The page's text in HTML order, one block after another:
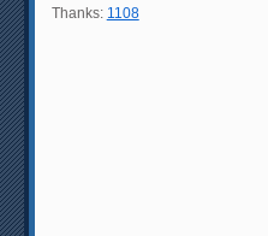
Thanks: 1108